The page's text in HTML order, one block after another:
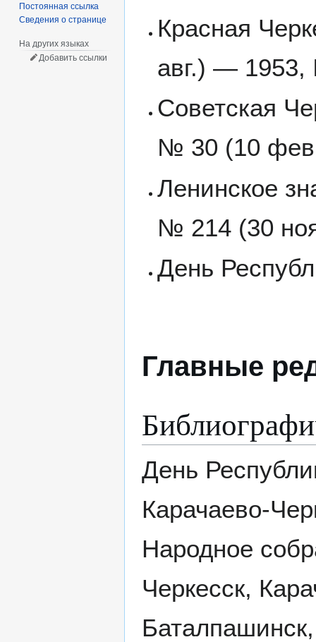
Красная
авг.) —
Советская
№ 30 (10
Ленинское
№ 214 (30
День
Главные
День
Карачаево-
Народное
Черкесск,
Постоянная ссылка
Сведения о странице
На других языках
Добавить ссылки